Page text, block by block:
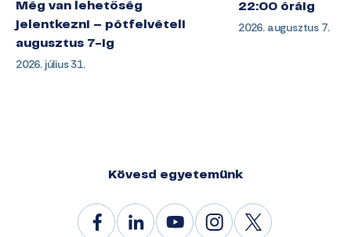
Még van lehetőség
jelentkezni – pótfelvételi
augusztus 7-ig
2026. július 31.
22:00 óráig
2026. augusztus 7.
Kövesd egyetemünk